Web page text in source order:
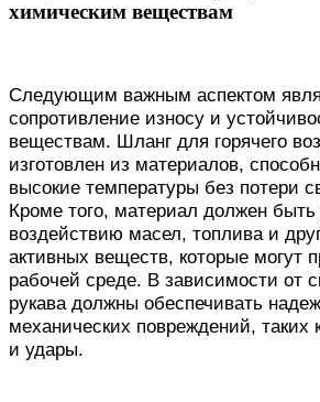
химическим веществам
Следующим важным аспектом
сопротивление износу и
веществам. Шланг для горячего
изготовлен из материалов,
высокие температуры без потери
Кроме того, материал должен
воздействию масел, топлива и
активных веществ, которые могут
рабочей среде. В зависимости от
рукава должны обеспечивать
механических повреждений, таких
и удары.